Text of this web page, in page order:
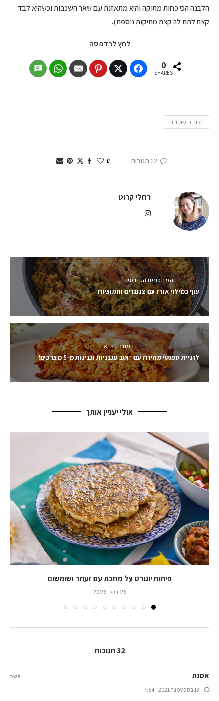
הלבנה הכי פחות מתוקה והיא מתאזנת עם שאר השכבות וכשהיא לבד
קצת לתת לה קצת מתיקות נוספת).
לחץ להדפסה
0
SHARES
מתכוני שוקולד
32 תגובות 0
רחלי קרוט
המתכונים הקודמים
עוף במילוי אורז עם צנוברים וחמוציות
המתכון הבא
לזניית ספגטי מהירה עם רוטב עגבניות וגבינות מ-5 מצרכים!
אולי יעניין אותך
פיתות יוגורט על מחבת עם זעתר ושומשום
26 ביולי 2026
32 תגובות
אסנת
13 בספטמבר 2021 - 7:54
השב